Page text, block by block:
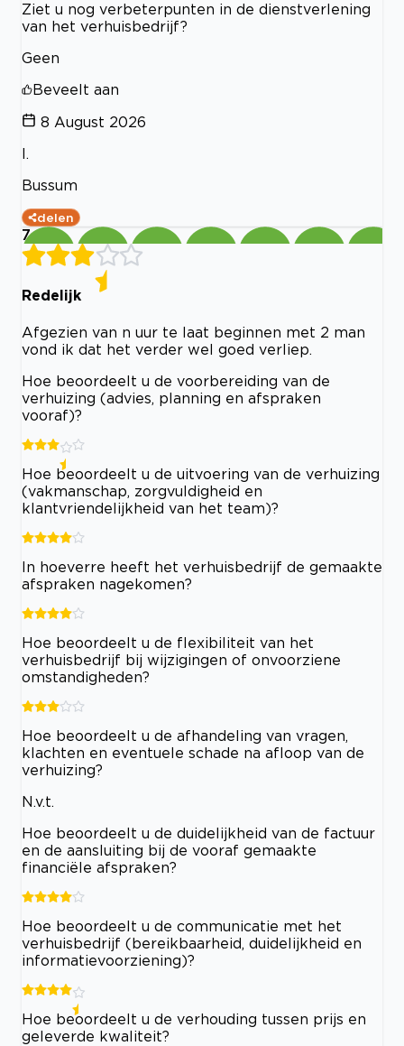
Ziet u nog verbeterpunten in de dienstverlening
van het verhuisbedrijf?
Geen
Beveelt aan
8 August 2026
I.
Bussum
delen
7
Redelijk
Afgezien van n uur te laat beginnen met 2 man
vond ik dat het verder wel goed verliep.
Hoe beoordeelt u de voorbereiding van de
verhuizing (advies, planning en afspraken
vooraf)?
Hoe beoordeelt u de uitvoering van de verhuizing
(vakmanschap, zorgvuldigheid en
klantvriendelijkheid van het team)?
In hoeverre heeft het verhuisbedrijf de gemaakte
afspraken nagekomen?
Hoe beoordeelt u de flexibiliteit van het
verhuisbedrijf bij wijzigingen of onvoorziene
omstandigheden?
Hoe beoordeelt u de afhandeling van vragen,
klachten en eventuele schade na afloop van de
verhuizing?
N.v.t.
Hoe beoordeelt u de duidelijkheid van de factuur
en de aansluiting bij de vooraf gemaakte
financiële afspraken?
Hoe beoordeelt u de communicatie met het
verhuisbedrijf (bereikbaarheid, duidelijkheid en
informatievoorziening)?
Hoe beoordeelt u de verhouding tussen prijs en
geleverde kwaliteit?